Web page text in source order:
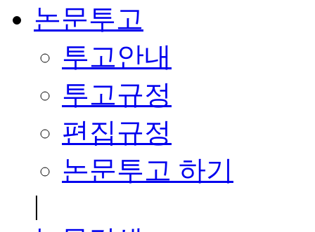
논문투고
투고안내
투고규정
편집규정
논문투고 하기
|